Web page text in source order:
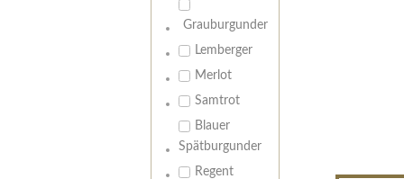
Grauburgunder
Lemberger
Merlot
Samtrot
Blauer
Spätburgunder
Regent